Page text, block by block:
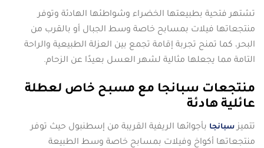
تشتهر فتحية بطبيعتها الخضراء وشواطئها الهادئة وتوفر
منتجعاتها فيلات بمسابح خاصة وسط الجبال أو بالقرب من
البحر، كما تمنح تجربة إقامة تجمع بين العزلة الطبيعية والراحة
التامة مما يجعلها مثالية لشهر العسل بعيدًا عن الزحام.
منتجعات سبانجا مع مسبح خاص لعطلة
عائلية هادئة
تتميز سبانجا بأجوائها الريفية القريبة من إسطنبول حيث توفر
منتجعاتها أكواخ وفيلات بمسابح خاصة وسط الطبيعة